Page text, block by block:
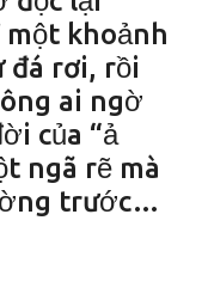
một khoảnh
đá rơi, rồi
ai ngờ
của “ả
ngã rẽ mà
trước…